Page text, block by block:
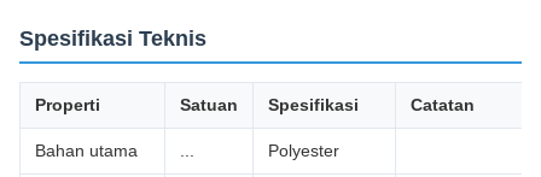
Spesifikasi Teknis
Properti Satuan Spesifikasi Catatan
Bahan utama Polyester